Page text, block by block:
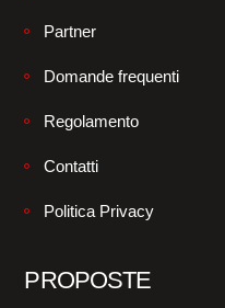
Partner
Domande frequenti
Regolamento
Contatti
Politica Privacy
PROPOSTE